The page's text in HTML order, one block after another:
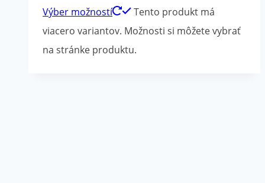
Výber možností
Tento produkt má
viacero variantov. Možnosti si môžete vybrať
na stránke produktu.